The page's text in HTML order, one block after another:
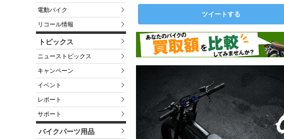
電動バイク
リコール情報
トピックス
ニューストピックス
キャンペーン
イベント
レポート
サポート
バイクパーツ用品
ツイートする